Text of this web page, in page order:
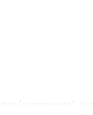
(componente).